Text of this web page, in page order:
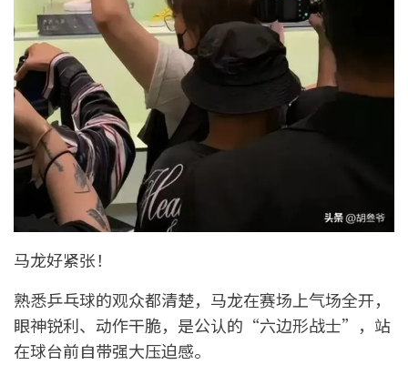
马龙好紧张！
熟悉乒乓球的观众都清楚，马龙在赛场上气场全开，
眼神锐利、动作干脆，是公认的“六边形战士”，站
在球台前自带强大压迫感。